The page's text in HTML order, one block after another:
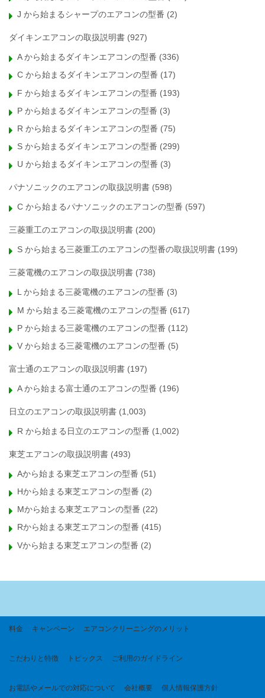
J から始まるシャープのエアコンの型番 (2)
ダイキンエアコンの取扱説明書 (927)
A から始まるダイキンエアコンの型番 (336)
C から始まるダイキンエアコンの型番 (17)
F から始まるダイキンエアコンの型番 (193)
P から始まるダイキンエアコンの型番 (3)
R から始まるダイキンエアコンの型番 (75)
S から始まるダイキンエアコンの型番 (299)
U から始まるダイキンエアコンの型番 (3)
パナソニックのエアコンの取扱説明書 (598)
C から始まるパナソニックのエアコンの型番 (597)
三菱重工のエアコンの取扱説明書 (200)
S から始まる三菱重工のエアコンの型番の取扱説明書 (199)
三菱電機のエアコンの取扱説明書 (738)
L から始まる三菱電機のエアコンの型番 (3)
M から始まる三菱電機のエアコンの型番 (617)
P から始まる三菱電機のエアコンの型番 (112)
V から始まる三菱電機のエアコンの型番 (5)
富士通のエアコンの取扱説明書 (197)
A から始まる富士通のエアコンの型番 (196)
日立のエアコンの取扱説明書 (1,003)
R から始まる日立のエアコンの型番 (1,002)
東芝エアコンの取扱説明書 (493)
Aから始まる東芝エアコンの型番 (51)
Hから始まる東芝エアコンの型番 (2)
Mから始まる東芝エアコンの型番 (22)
Rから始まる東芝エアコンの型番 (415)
Vから始まる東芝エアコンの型番 (2)
料金 キャンペーン エアコンクリーニングのメリット
こだわりと特徴 トピックス ご利用のガイドライン
お電話やメールでの対応について 会社概要 個人情報保護方針